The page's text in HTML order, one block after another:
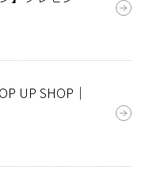
UP SHOP｜